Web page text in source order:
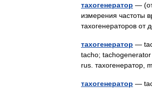
тахогенератор —
измерения частоты
тахогенераторов
тахогенератор —
tacho;
rus.
тахогенератор —